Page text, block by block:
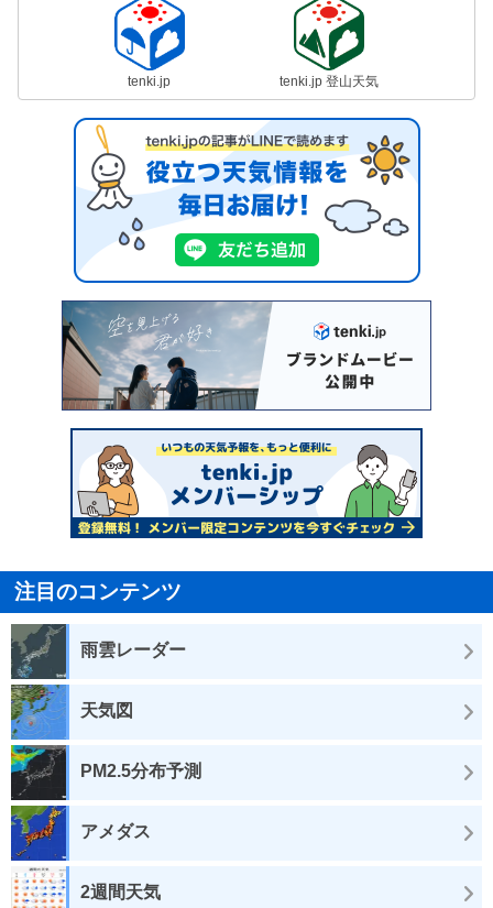
tenki.jp tenki.jp 登山天気
注目のコンテンツ
雨雲レーダー
天気図
PM2.5分布予測
アメダス
2週間天気